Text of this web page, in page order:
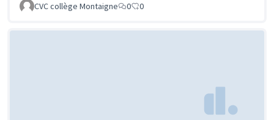
CVC collège Montaigne
0 0